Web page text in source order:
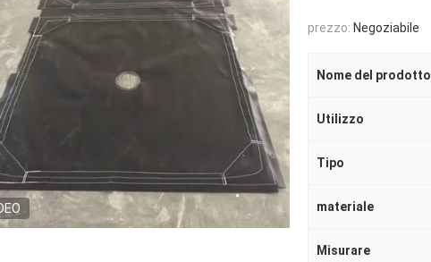
prezzo: Negoziabile
Nome del prodotto
Utilizzo
Tipo
materiale
Misurare